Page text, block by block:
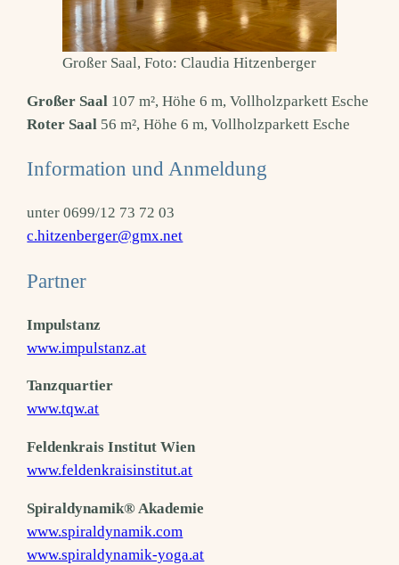
Großer Saal, Foto: Claudia Hitzenberger
Großer Saal 107 m², Höhe 6 m, Vollholzparkett Esche
Roter Saal 56 m², Höhe 6 m, Vollholzparkett Esche
Information und Anmeldung
unter 0699/12 73 72 03
c.hitzenberger@gmx.net
Partner
Impulstanz
www.impulstanz.at
Tanzquartier
www.tqw.at
Feldenkrais Institut Wien
www.feldenkraisinstitut.at
Spiraldynamik® Akademie
www.spiraldynamik.com
www.spiraldynamik-yoga.at